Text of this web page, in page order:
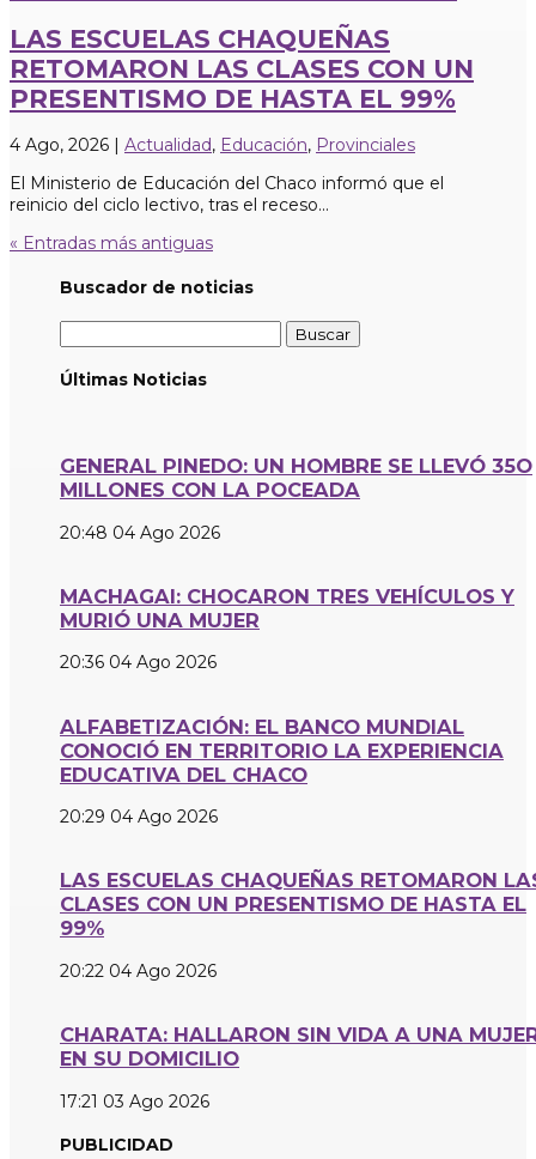
LAS ESCUELAS CHAQUEÑAS
RETOMARON LAS CLASES CON UN
PRESENTISMO DE HASTA EL 99%
4 Ago, 2026 Actualidad, Educación, Provinciales
El Ministerio de Educación del Chaco informó que el
reinicio del ciclo lectivo, tras el receso...
« Entradas más antiguas
Buscador de noticias
Últimas Noticias
GENERAL PINEDO: UN HOMBRE SE LLEVÓ 35O
MILLONES CON LA POCEADA
20:48 04 Ago 2026
MACHAGAI: CHOCARON TRES VEHÍCULOS Y
MURIÓ UNA MUJER
20:36 04 Ago 2026
ALFABETIZACIÓN: EL BANCO MUNDIAL
CONOCIÓ EN TERRITORIO LA EXPERIENCIA
EDUCATIVA DEL CHACO
20:29 04 Ago 2026
LAS ESCUELAS CHAQUEÑAS RETOMARON
CLASES CON UN PRESENTISMO DE HASTA EL
99%
20:22 04 Ago 2026
CHARATA: HALLARON SIN VIDA A UNA
EN SU DOMICILIO
17:21 03 Ago 2026
PUBLICIDAD